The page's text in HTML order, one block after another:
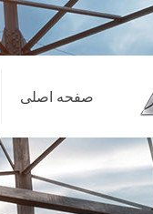
صفحه اصلی